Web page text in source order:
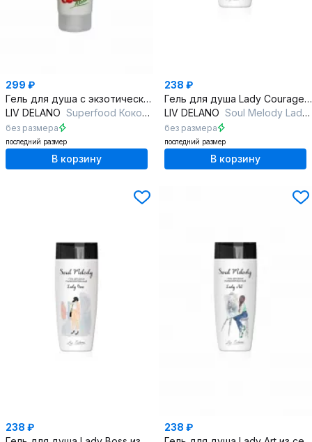
299 ₽
Гель для душа с экзотическим ароматом кокоса и личи
LIV DELANO Superfood Кокос и Личи Гель для душа
без размера
последний размер
В корзину
238 ₽
Гель для душа Lady Сourage из серии Soul Melody
LIV DELANO Soul Melody Lady Courage Гель для душа парфюмированный
без размера
последний размер
В корзину
238 ₽
238 ₽